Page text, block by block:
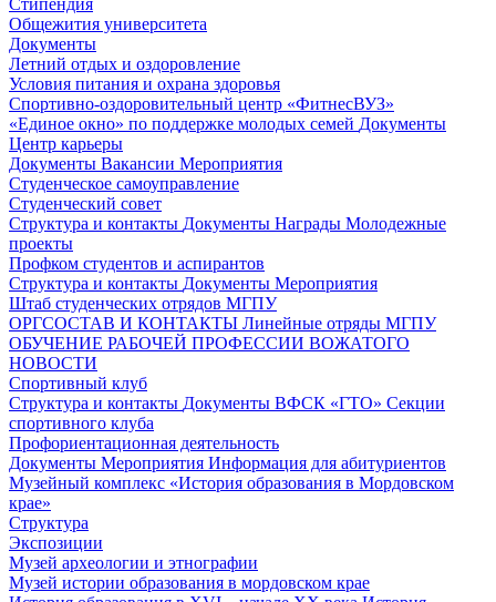
Общежития университета
Документы
Летний отдых и оздоровление
Условия питания и охрана здоровья
Спортивно-оздоровительный центр «ФитнесВУЗ»
«Единое окно» по поддержке молодых семей Документы
Центр карьеры
Документы Вакансии Мероприятия
Студенческое самоуправление
Студенческий совет
Структура и контакты Документы Награды Молодежные
проекты
Профком студентов и аспирантов
Структура и контакты Документы Мероприятия
Штаб студенческих отрядов МГПУ
ОРГСОСТАВ И КОНТАКТЫ Линейные отряды МГПУ
ОБУЧЕНИЕ РАБОЧЕЙ ПРОФЕССИИ ВОЖАТОГО
НОВОСТИ
Спортивный клуб
Структура и контакты Документы ВФСК «ГТО» Секции
спортивного клуба
Профориентационная деятельность
Документы Мероприятия Информация для абитуриентов
Музейный комплекс «История образования в Мордовском
крае»
Структура
Экспозиции
Музей археологии и этнографии
Музей истории образования в мордовском крае